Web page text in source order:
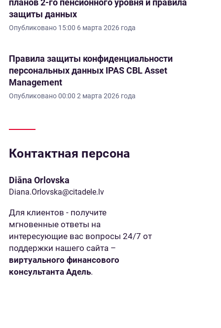
планов 2-го пенсионного уровня и правила
защиты данных
Опубликовано 15:00 6 марта 2026 года
Правила защиты конфиденциальности
персональных данных IPAS CBL Asset
Management
Опубликовано00:00 2 марта 2026 года
Контактная персона
Diāna Orlovska
Diana.Orlovska@citadele.lv
Для клиентов - получите
мгновенные ответы на
интересующие вас вопросы 24/7 от
поддержки нашего сайта –
виртуального финансового
консультанта Адель.